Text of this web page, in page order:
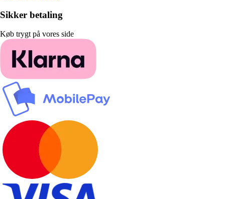
Sikker betaling
Køb trygt på vores side